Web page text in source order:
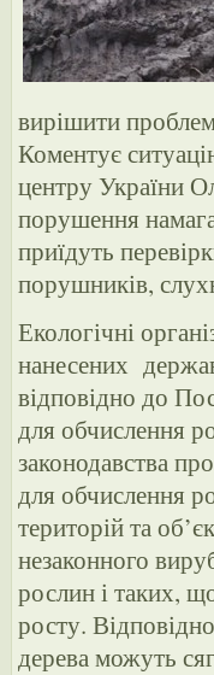
вирішити
Коментує
центру України
порушення
приїдуть
порушників,
Екологічні
нанесених
відповідно до
для обчислення
законодавства
для обчислення
територій та
незаконного
рослин і таких,
росту.
дерева можуть